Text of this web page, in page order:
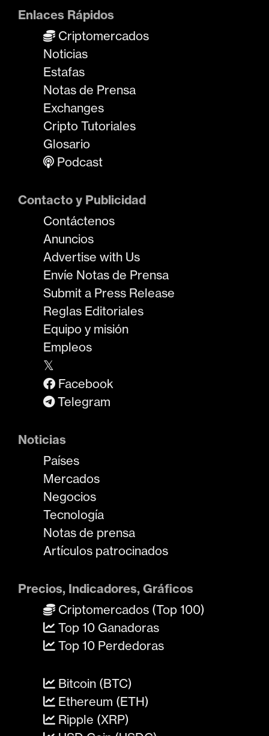
Enlaces Rápidos
Criptomercados
Noticias
Estafas
Notas de Prensa
Exchanges
Cripto Tutoriales
Glosario
Podcast
Contacto y Publicidad
Contáctenos
Anuncios
Advertise with Us
Envíe Notas de Prensa
Submit a Press Release
Reglas Editoriales
Equipo y misión
Empleos
𝕏
Facebook
Telegram
Noticias
Países
Mercados
Negocios
Tecnología
Notas de prensa
Artículos patrocinados
Precios, Indicadores, Gráficos
Criptomercados (Top 100)
Top 10 Ganadoras
Top 10 Perdedoras
Bitcoin (BTC)
Ethereum (ETH)
Ripple (XRP)